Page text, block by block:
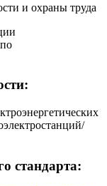
и охраны труда
стандарта: